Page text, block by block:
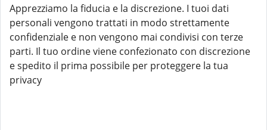
Apprezziamo la fiducia e la discrezione. I tuoi dati
personali vengono trattati in modo strettamente
confidenziale e non vengono mai condivisi con terze
parti. Il tuo ordine viene confezionato con discrezione
e spedito il prima possibile per proteggere la tua
privacy